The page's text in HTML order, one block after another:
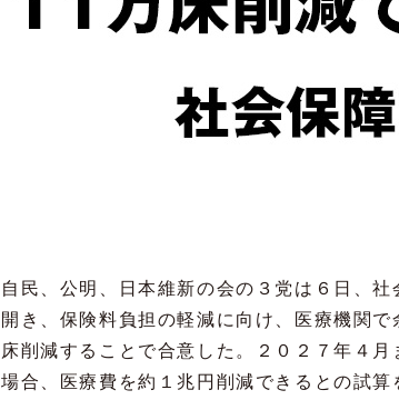
自民、公明、日本維新の会の３党は６日、
開き、保険料負担の軽減に向け、医療機関
床削減することで合意した。２０２７年４
場合、医療費を約１兆円削減できるとの試算